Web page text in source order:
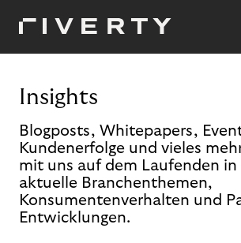
Insights
Blogposts, Whitepapers,
Kundenerfolge und vieles
mit uns auf dem Laufenden in
aktuelle Branchenthemen,
Konsumentenverhalten und
Entwicklungen.